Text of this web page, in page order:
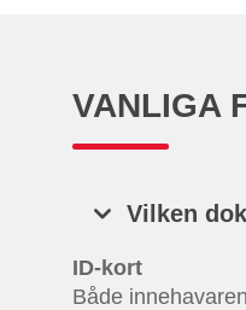
VANLIGA
Vilken
ID-kort
Både